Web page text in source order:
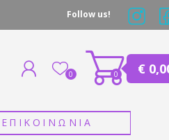
Follow us!
0 €
0
ΕΠΙΚΟΙΝΩΝΙΑ